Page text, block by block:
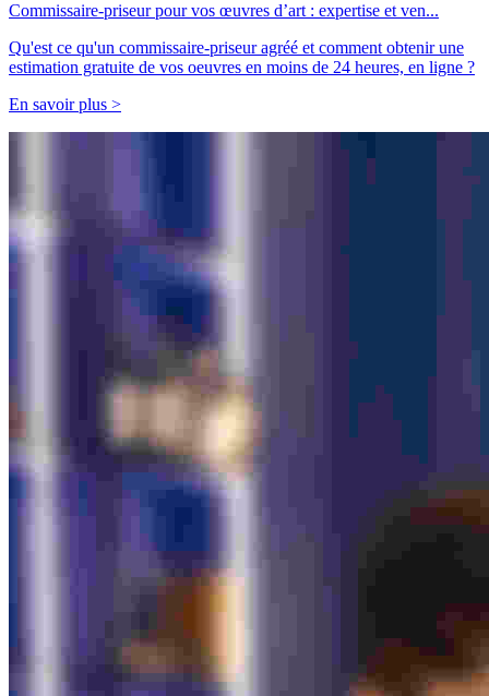
Commissaire-priseur pour vos œuvres d’art : expertise et ven...
Qu'est ce qu'un commissaire-priseur agréé et comment obtenir une
estimation gratuite de vos oeuvres en moins de 24 heures, en ligne ?
En savoir plus >